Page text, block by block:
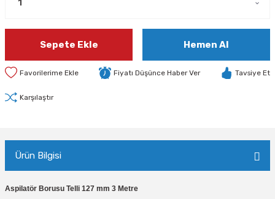
Sepete Ekle Hemen Al
Fiyatı Düşünce Haber Ver Tavsiye Et
Karşılaştır
Ürün Bilgisi
Aspilatör Borusu Telli 127 mm 3 Metre